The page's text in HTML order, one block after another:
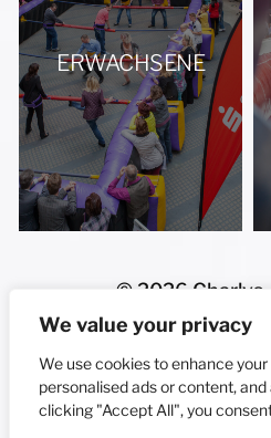
We value your privacy
We use cookies to enhance
personalised ads or content,
clicking "Accept All", you
ERWACHSENE
© 2026
Funk: (0177)
E-Mail:
-